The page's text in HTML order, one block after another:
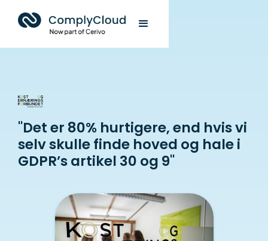
"Det er 80% hurtigere, end hvis vi
selv skulle finde hoved og hale i
GDPR’s artikel 30 og 9"